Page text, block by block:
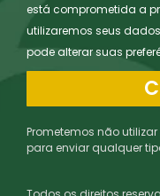
está comprometida a
utilizaremos seus
pode alterar suas
Prometemos não
para enviar qualquer